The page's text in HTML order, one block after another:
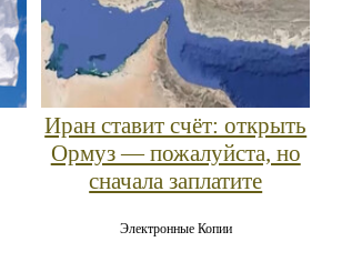
Иран ставит счёт: открыть
Ормуз — пожалуйста, но
сначала заплатите
Электронные Копии